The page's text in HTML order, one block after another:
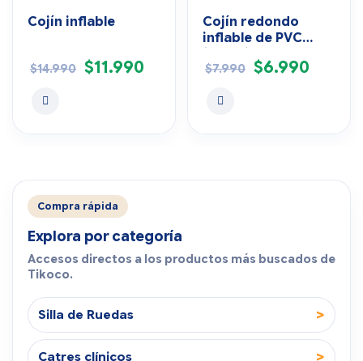
Compra rápida
Explora por categoría
Accesos directos a los productos más buscados de
Tikoco.
Silla de Ruedas >
Catres clínicos >
Cojín inflable
$14.990 $11.990
Cojín redondo
inflable de PVC
$7.990 $6.990